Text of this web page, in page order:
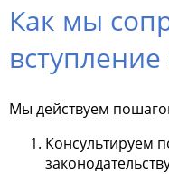
Как мы
Мы действуем
Консультируем